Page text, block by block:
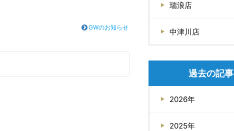
GWのお知らせ
瑞浪店
中津川店
過去の記事
2026年
2025年